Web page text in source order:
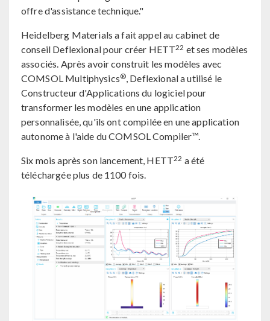
offre d'assistance technique."
Heidelberg Materials a fait appel au cabinet de
conseil Deflexional pour créer HETT22 et ses modèles
associés. Après avoir construit les modèles avec
COMSOL Multiphysics®, Deflexional a utilisé le
Constructeur d'Applications du logiciel pour
transformer les modèles en une application
personnalisée, qu'ils ont compilée en une application
autonome à l'aide du COMSOL Compiler™.
Six mois après son lancement, HETT22 a été
téléchargée plus de 1100 fois.